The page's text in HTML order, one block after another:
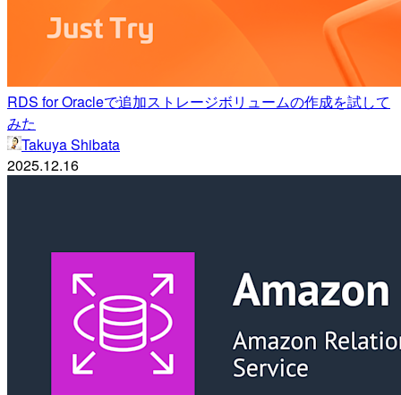
RDS for Oracleで追加ストレージボリュームの作成を試して
みた
Takuya Shibata
2025.12.16